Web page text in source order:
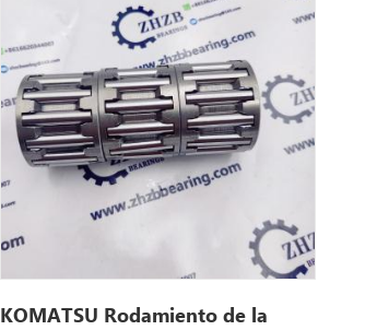
KOMATSU Rodamiento de la